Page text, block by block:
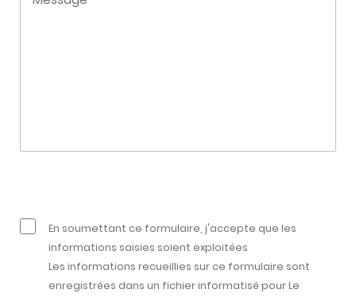
En soumettant ce formulaire, j'accepte que les
informations saisies soient exploitées
Les informations recueillies sur ce formulaire sont
enregistrées dans un fichier informatisé pour Le